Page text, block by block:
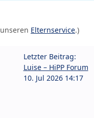
Elternservice.)
Letzter Beitrag:
Luise – HiPP Forum
10. Jul 2026 14:17